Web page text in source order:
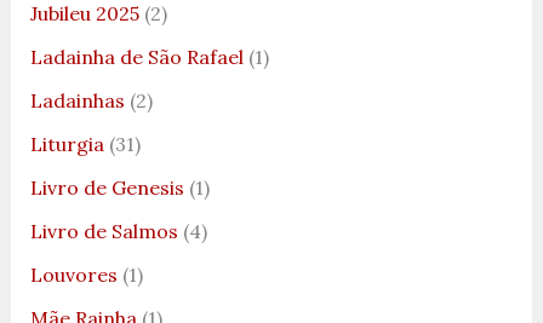
Jubileu 2025(2)
Ladainha de São Rafael(1)
Ladainhas (2)
Liturgia(31)
Livro de Genesis (1)
Livro de Salmos (4)
Louvores (1)